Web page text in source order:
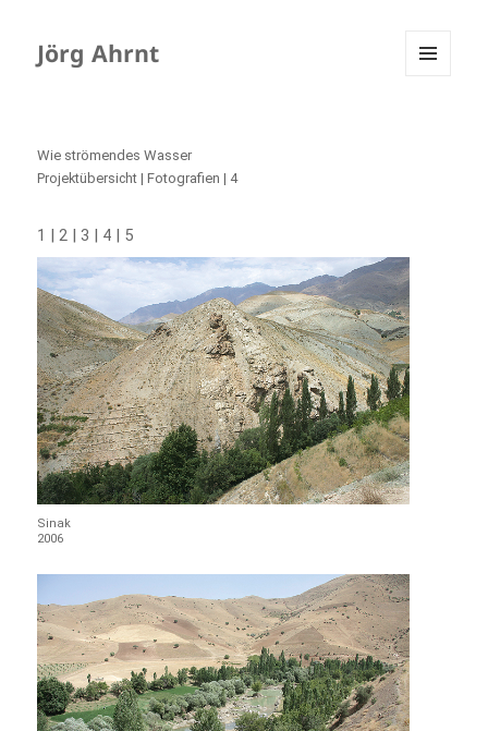
Jörg Ahrnt
Wie strömendes Wasser
Projektübersicht | Fotografien | 4
1 |2 3 4 5
Sinak
2006